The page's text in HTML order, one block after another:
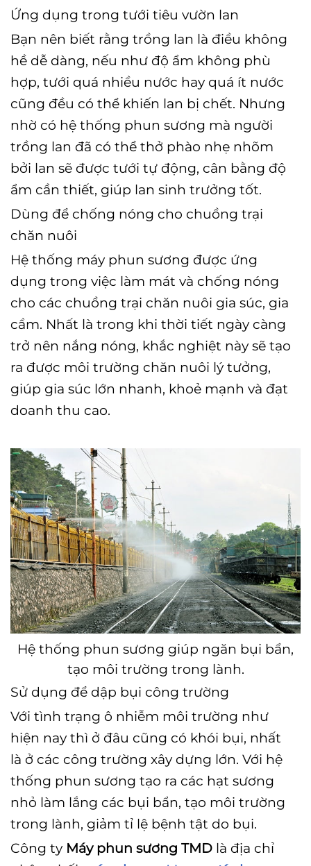
Ứng dụng trong tưới tiêu vườn lan
Bạn nên biết rằng trồng lan là điều không
hề dễ dàng, nếu như độ ẩm không phù
hợp, tưới quá nhiều nước hay quá ít nước
cũng đều có thể khiến lan bị chết. Nhưng
nhờ có hệ thống phun sương mà người
trồng lan đã có thể thở phào nhẹ nhõm
bởi lan sẽ được tưới tự động, cân bằng độ
ẩm cần thiết, giúp lan sinh trưởng tốt.
Dùng để chống nóng cho chuồng trại
chăn nuôi
Hệ thống máy phun sương được ứng
dụng trong việc làm mát và chống nóng
cho các chuồng trại chăn nuôi gia súc, gia
cầm. Nhất là trong khi thời tiết ngày càng
trở nên nắng nóng, khắc nghiệt này sẽ tạo
ra được môi trường chăn nuôi lý tưởng,
giúp gia súc lớn nhanh, khoẻ mạnh và đạt
doanh thu cao.
Hệ thống phun sương giúp ngăn bụi bẩn,
tạo môi trường trong lành.
Sử dụng để dập bụi công trường
Với tình trạng ô nhiễm môi trường như
hiện nay thì ở đâu cũng có khói bụi, nhất
là ở các công trường xây dựng lớn. Với hệ
thống phun sương tạo ra các hạt sương
nhỏ làm lắng các bụi bẩn, tạo môi trường
trong lành, giảm tỉ lệ bệnh tật do bụi.
Công ty Máy phun sương TMD là địa chỉ